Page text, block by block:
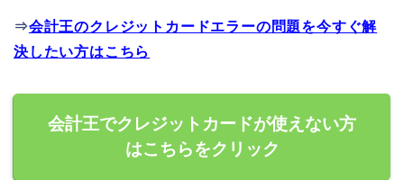
⇒会計王のクレジットカードエラーの問題を今すぐ解
決したい方はこちら
会計王でクレジットカードが使えない方
はこちらをクリック